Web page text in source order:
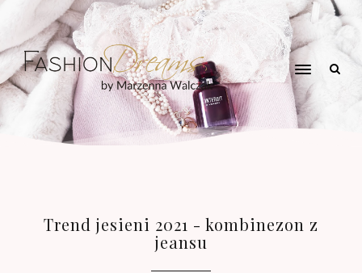
Trend jesieni 2021 - kombinezon z
jeansu